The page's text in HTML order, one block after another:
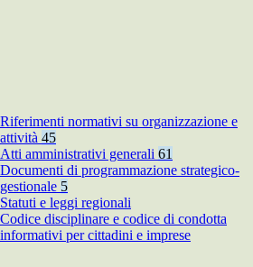
Riferimenti normativi su organizzazione e
attività 45
Atti amministrativi generali 61
Documenti di programmazione strategico-
gestionale 5
Statuti e leggi regionali
Codice disciplinare e codice di condotta
per cittadini e imprese